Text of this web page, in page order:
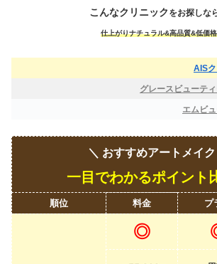
こんなクリニック をお探しな
仕上がりナチュラル&高品質&低価格
AIS
グレースビューテ
エムビ
＼ おすすめアートメイク
一目でわかるポイント
順位 料金 プ
◎